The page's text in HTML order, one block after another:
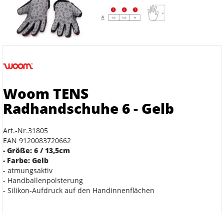
Woom TENS
Radhandschuhe 6 - Gelb
Art.-Nr.31805
EAN 9120083720662
- Größe: 6 / 13,5cm
- Farbe: Gelb
- atmungsaktiv
- Handballenpolsterung
- Silikon-Aufdruck auf den Handinnenflächen